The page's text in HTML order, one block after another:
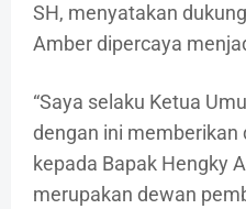
SH, menyatakan
Amber dipercaya
“Saya selaku Ketua
dengan ini memberikan
kepada Bapak Hengky
merupakan dewan